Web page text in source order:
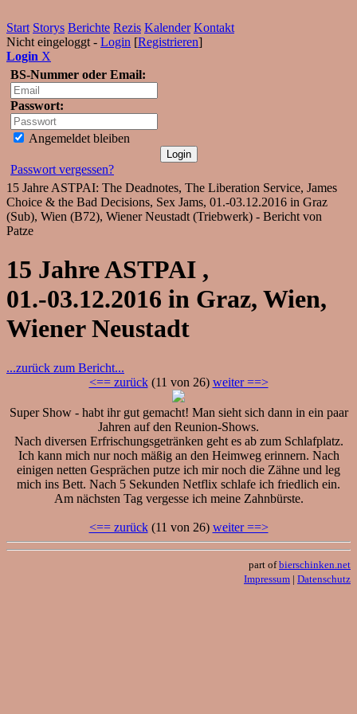
Start Storys Berichte Rezis Kalender Kontakt
Nicht eingeloggt - Login [Registrieren]
Login X
BS-Nummer oder Email:
Passwort:
Angemeldet bleiben
Passwort vergessen?
15 Jahre ASTPAI: The Deadnotes, The Liberation Service, James
Choice & the Bad Decisions, Sex Jams, 01.-03.12.2016 in Graz
(Sub), Wien (B72), Wiener Neustadt (Triebwerk) - Bericht von
Patze
15 Jahre ASTPAI ,
01.-03.12.2016 in Graz, Wien,
Wiener Neustadt
...zurück zum Bericht...
<== zurück(11 von 26) weiter ==>
Super Show - habt ihr gut gemacht! Man sieht sich dann in ein paar
Jahren auf den Reunion-Shows.
Nach diversen Erfrischungsgetränken geht es ab zum Schlafplatz.
Ich kann mich nur noch mäßig an den Heimweg erinnern. Nach
einigen netten Gesprächen putze ich mir noch die Zähne und leg
mich ins Bett. Nach 5 Sekunden Netflix schlafe ich friedlich ein.
Am nächsten Tag vergesse ich meine Zahnbürste.
<== zurück(11 von 26) weiter ==>
part ofbierschinken.net
Impressum | Datenschutz